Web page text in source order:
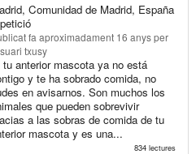
Comunidad de Madrid, España
fa aproximadament 16 anysper
txusy
tu anterior mascota ya no está
y te ha sobrado comida, no
en avisarnos. Son muchos los
que pueden sobrevivir
a las sobras de comida de tu
mascota y es una...
834 lectures